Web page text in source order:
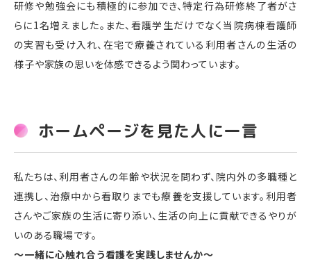
研修や勉強会にも積極的に参加でき、特定行為研修終了者がさ
らに1名増えました。また、看護学生だけでなく当院病棟看護師
の実習も受け入れ、在宅で療養されている利用者さんの生活の
様子や家族の思いを体感できるよう関わっています。
ホームページを見た人に一言
私たちは、利用者さんの年齢や状況を問わず、院内外の多職種と
連携し、治療中から看取りまでも療養を支援しています。利用者
さんやご家族の生活に寄り添い、生活の向上に貢献できるやりが
いのある職場です。
～一緒に心触れ合う看護を実践しませんか～